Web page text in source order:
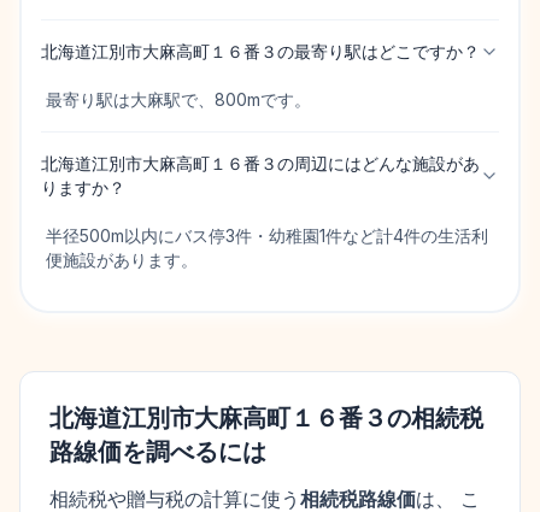
北海道江別市大麻高町１６番３の最寄り駅はどこですか？
最寄り駅は大麻駅で、800mです。
北海道江別市大麻高町１６番３の周辺にはどんな施設があ
りますか？
半径500m以内にバス停3件・幼稚園1件など計4件の生活利
便施設があります。
北海道江別市大麻高町１６番３の相続税
路線価を調べるには
相続税や贈与税の計算に使う 相続税路線価は、 こ